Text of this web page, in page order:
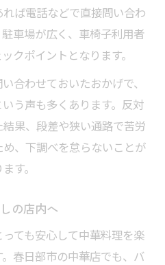
ば電話などで直接問い合わ
車場が広く、車椅子利用者
クポイントとなります。
合わせておいたおかげで、
う声も多くあります。反対
果、段差や狭い通路で苦労
、下調べを怠らないことが
す。
の店内へ
ても安心して中華料理を楽
春日部市の中華店でも、バ